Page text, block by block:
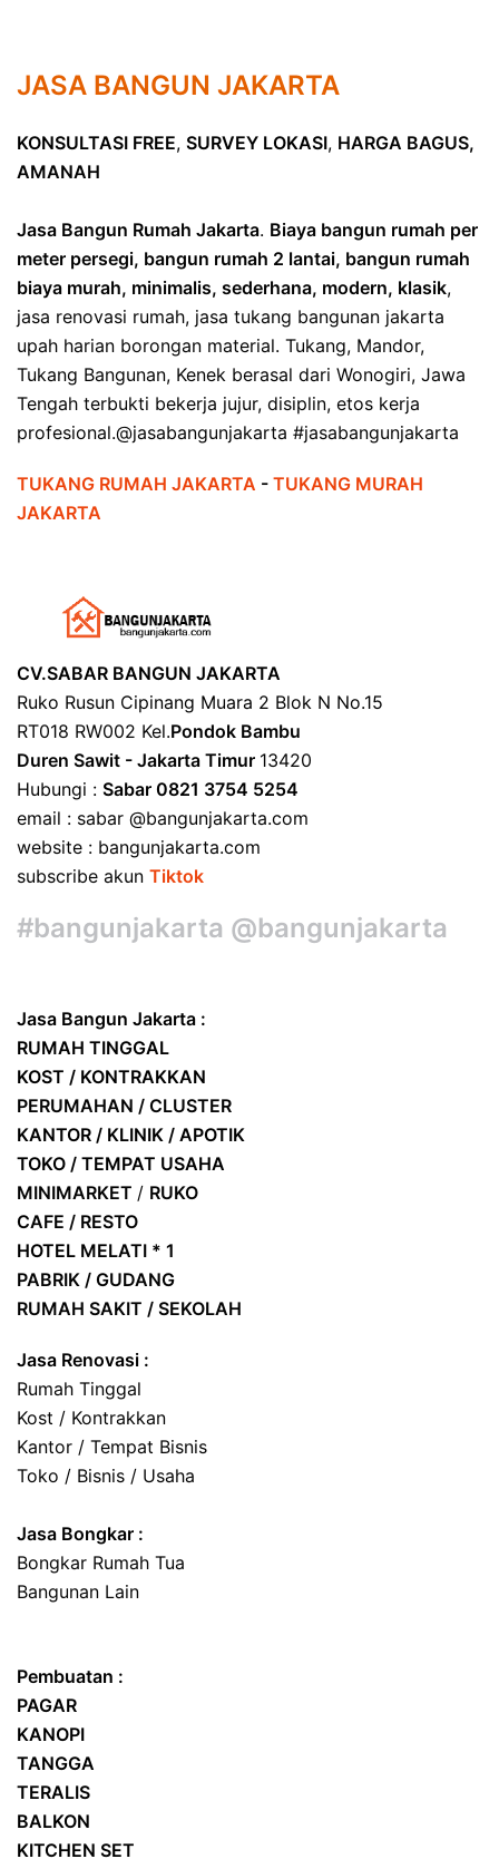
JASA BANGUN JAKARTA
KONSULTASI FREE, SURVEY LOKASI, HARGA BAGUS,
AMANAH
Jasa Bangun Rumah Jakarta. Biaya bangun rumah per
meter persegi, bangun rumah 2 lantai, bangun rumah
biaya murah, minimalis, sederhana, modern, klasik,
jasa renovasi rumah, jasa tukang bangunan jakarta
upah harian borongan material. Tukang, Mandor,
Tukang Bangunan, Kenek berasal dari Wonogiri, Jawa
Tengah terbukti bekerja jujur, disiplin, etos kerja
profesional.@jasabangunjakarta #jasabangunjakarta
TUKANG RUMAH JAKARTA - TUKANG MURAH
JAKARTA
CV.SABAR BANGUN JAKARTA
Ruko Rusun Cipinang Muara 2 Blok N No.15
RT018 RW002 Kel.Pondok Bambu
Duren Sawit - Jakarta Timur 13420
Hubungi : Sabar 0821 3754 5254
email : sabar @bangunjakarta.com
website : bangunjakarta.com
subscribe akun Tiktok
#bangunjakarta @bangunjakarta
Jasa Bangun Jakarta :
RUMAH TINGGAL
KOST / KONTRAKKAN
PERUMAHAN / CLUSTER
KANTOR / KLINIK / APOTIK
TOKO / TEMPAT USAHA
MINIMARKET / RUKO
CAFE / RESTO
HOTEL MELATI * 1
PABRIK / GUDANG
RUMAH SAKIT / SEKOLAH
Jasa Renovasi :
Rumah Tinggal
Kost / Kontrakkan
Kantor / Tempat Bisnis
Toko / Bisnis / Usaha
Jasa Bongkar :
Bongkar Rumah Tua
Bangunan Lain
Pembuatan :
PAGAR
KANOPI
TANGGA
TERALIS
BALKON
KITCHEN SET